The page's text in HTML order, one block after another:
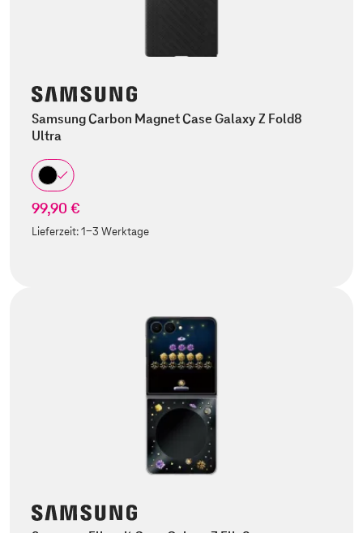
Samsung Carbon Magnet Case Galaxy Z Fold8
Ultra
99,90 €
Lieferzeit:1-3 Werktage